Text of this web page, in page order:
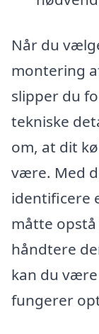
Når du
montering
slipper du
tekniske
om, at dit
være. Med
identificere
måtte
håndtere
kan du
fungerer